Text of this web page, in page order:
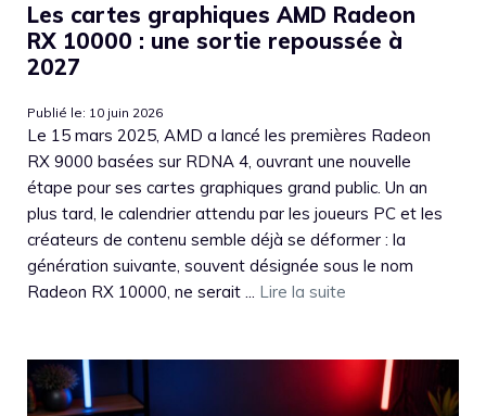
Les cartes graphiques AMD Radeon
RX 10000 : une sortie repoussée à
2027
Publié le: 10 juin 2026
Le 15 mars 2025, AMD a lancé les premières Radeon
RX 9000 basées sur RDNA 4, ouvrant une nouvelle
étape pour ses cartes graphiques grand public. Un an
plus tard, le calendrier attendu par les joueurs PC et les
créateurs de contenu semble déjà se déformer : la
génération suivante, souvent désignée sous le nom
Radeon RX 10000, ne serait ... Lire la suite